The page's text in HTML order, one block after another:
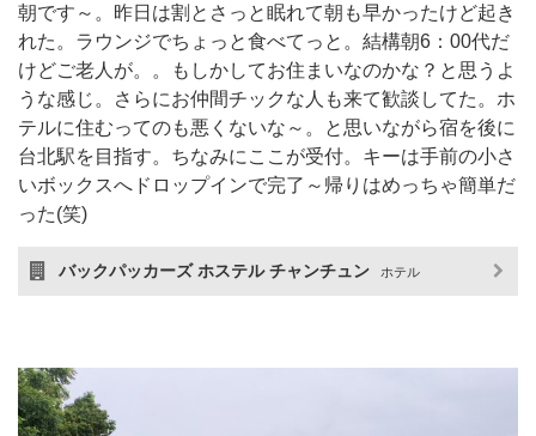
朝です～。昨日は割とさっと眠れて朝も早かったけど起き
れた。ラウンジでちょっと食べてっと。結構朝6：00代だ
けどご老人が。。もしかしてお住まいなのかな？と思うよ
うな感じ。さらにお仲間チックな人も来て歓談してた。ホ
テルに住むってのも悪くないな～。と思いながら宿を後に
台北駅を目指す。ちなみにここが受付。キーは手前の小さ
いボックスへドロップインで完了～帰りはめっちゃ簡単だ
った(笑)
バックパッカーズ ホステル チャンチュン ホテル